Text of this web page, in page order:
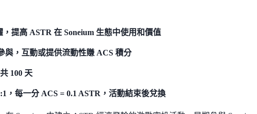
，提高 ASTR 在 Soneium 生態中使用和價值
與，互動或提供流動性賺 ACS 積分
100 天
，每一分 ACS = 0.1 ASTR，活動結束後兌換